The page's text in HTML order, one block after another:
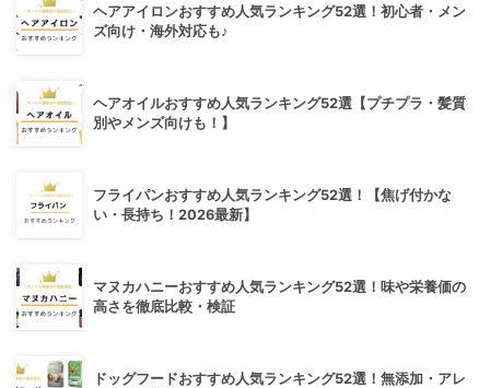
ヘアアイロンおすすめ人気ランキング52選！初心者・メン
ズ向け・海外対応も♪
ヘアオイルおすすめ人気ランキング52選【プチプラ・髪質
別やメンズ向けも！】
フライパンおすすめ人気ランキング52選！【焦げ付かな
い・長持ち！2026最新】
マヌカハニーおすすめ人気ランキング52選！味や栄養価の
高さを徹底比較・検証
ドッグフードおすすめ人気ランキング52選！無添加・アレ